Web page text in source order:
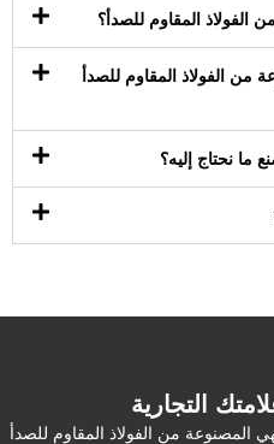
الفولاذ المقاوم للصدأ؟
من الفولاذ المقاوم للصدأ
نحتاج إليه؟
التجارية
من الفولاذ المقاوم للصدأ